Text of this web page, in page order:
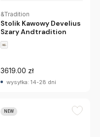
&Tradition
Stolik Kawowy Develius
Szary Andtradition
3619.00 zł
wysyłka: 14-28 dni
NEW